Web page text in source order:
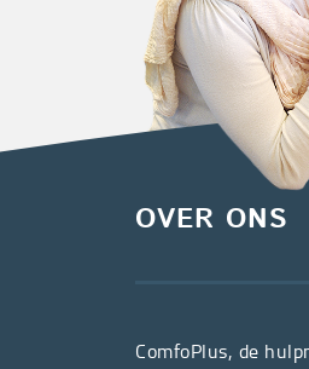
OVER ONS
ComfoPlus, de